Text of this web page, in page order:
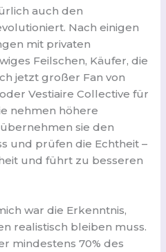
auch den
Nach einigen
mit privaten
Feilschen, Käufer, die
jetzt großer Fan von
oder Vestiaire Collective für
nehmen höhere
sie den
und prüfen die Echtheit –
und führt zu besseren
war die Erkenntnis,
realistisch bleiben muss.
mindestens 70% des